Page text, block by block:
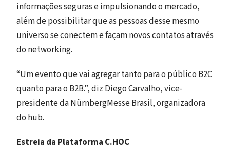
informações seguras e impulsionando o mercado,
além de possibilitar que as pessoas desse mesmo
universo se conectem e façam novos contatos através
do networking.
“Um evento que vai agregar tanto para o público B2C
quanto para o B2B.”, diz Diego Carvalho, vice-
presidente da NürnbergMesse Brasil, organizadora
do hub.
Estreia da Plataforma C.HOC